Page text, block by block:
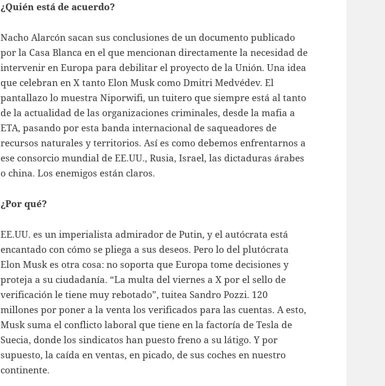
¿Quién está de acuerdo?
Nacho Alarcón sacan sus conclusiones de un documento publicado
por la Casa Blanca en el que mencionan directamente la necesidad de
intervenir en Europa para debilitar el proyecto de la Unión. Una idea
que celebran en X tanto Elon Musk como Dmitri Medvédev. El
pantallazo lo muestra Niporwifi, un tuitero que siempre está al tanto
de la actualidad de las organizaciones criminales, desde la mafia a
ETA, pasando por esta banda internacional de saqueadores de
recursos naturales y territorios. Así es como debemos enfrentarnos a
ese consorcio mundial de EE.UU., Rusia, Israel, las dictaduras árabes
o china. Los enemigos están claros.
¿Por qué?
EE.UU. es un imperialista admirador de Putin, y el autócrata está
encantado con cómo se pliega a sus deseos. Pero lo del plutócrata
Elon Musk es otra cosa: no soporta que Europa tome decisiones y
proteja a su ciudadanía. “La multa del viernes a X por el sello de
verificación le tiene muy rebotado”, tuitea Sandro Pozzi. 120
millones por poner a la venta los verificados para las cuentas. A esto,
Musk suma el conflicto laboral que tiene en la factoría de Tesla de
Suecia, donde los sindicatos han puesto freno a su látigo. Y por
supuesto, la caída en ventas, en picado, de sus coches en nuestro
continente.